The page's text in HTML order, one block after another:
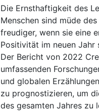
Die Ernsthaftigkeit des
Menschen sind müde
freudiger, wenn sie eine
Positivität im neuen Jahr
Der Bericht von 2022
umfassenden
und globalen
zu prognostizieren, um
des gesamten Jahres zu